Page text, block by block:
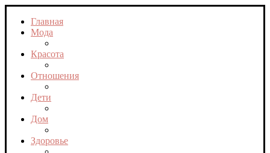
Главная
Мода
Красота
Отношения
Дети
Дом
Здоровье